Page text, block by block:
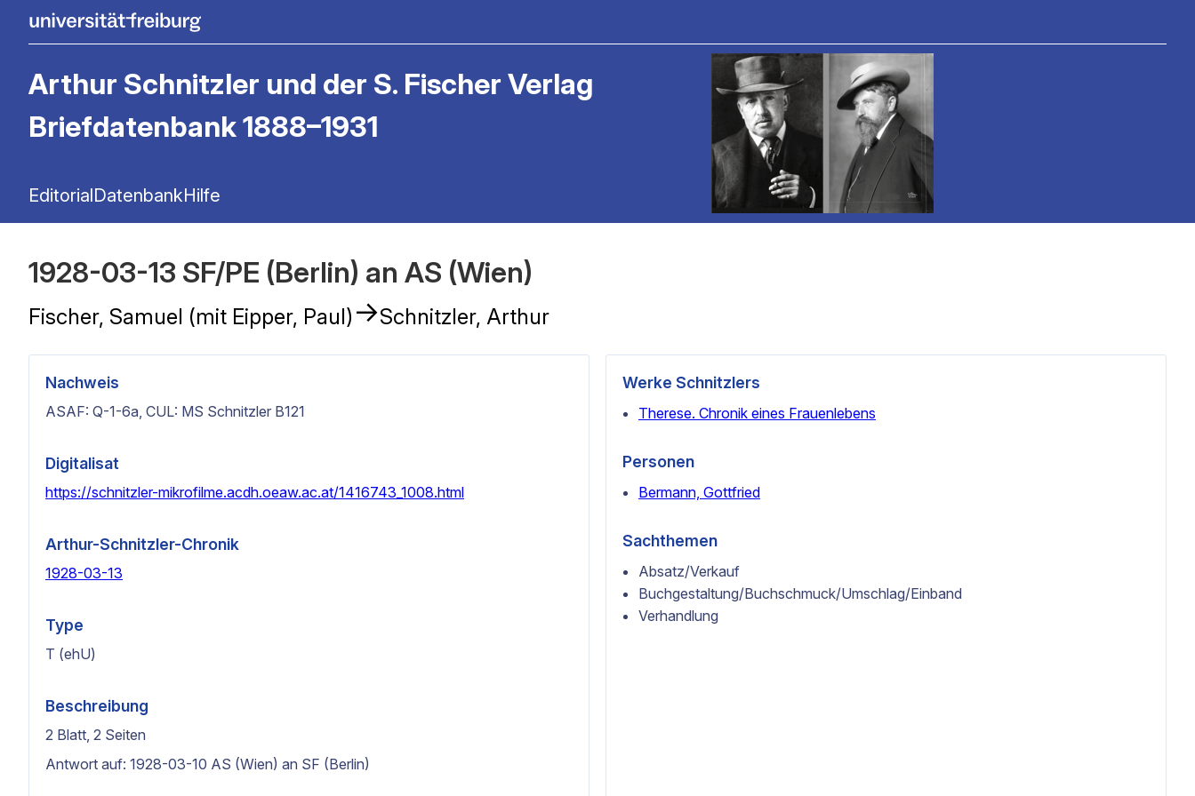
Arthur Schnitzler und der S. Fischer Verlag
Briefdatenbank 1888–1931
EditorialDatenbankHilfe
1928-03-13 SF/PE (Berlin) an AS (Wien)
Fischer, Samuel (mit Eipper, Paul) →Schnitzler, Arthur
Nachweis
ASAF: Q-1-6a, CUL: MS Schnitzler B121
Digitalisat
https://schnitzler-mikrofilme.acdh.oeaw.ac.at/1416743_1008.html
Arthur-Schnitzler-Chronik
1928-03-13
Type
T (ehU)
Beschreibung
2 Blatt, 2 Seiten
Antwort auf: 1928-03-10 AS (Wien) an SF (Berlin)
Werke Schnitzlers
Therese. Chronik eines Frauenlebens
Personen
Bermann, Gottfried
Sachthemen
Absatz/Verkauf
Buchgestaltung/Buchschmuck/Umschlag/Einband
Verhandlung